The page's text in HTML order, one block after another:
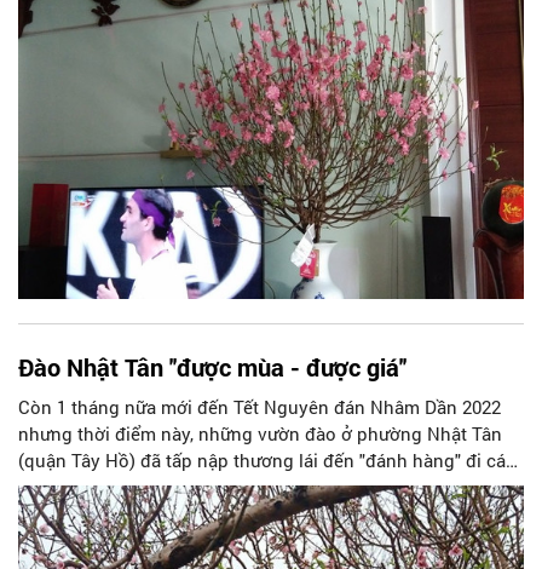
Đào Nhật Tân ''được mùa - được giá''
Còn 1 tháng nữa mới đến Tết Nguyên đán Nhâm Dần 2022
nhưng thời điểm này, những vườn đào ở phường Nhật Tân
(quận Tây Hồ) đã tấp nập thương lái đến "đánh hàng" đi các
tỉnh. Vượt qua vô vàn khó khăn bởi dịch Covid-19, nhờ thời
tiết tương đối thuận lợi, cây hoa đào phát triển "như ý
muốn". Tính đến thời điểm này, đào xuất vườn "được giá"